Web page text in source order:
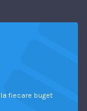
fiecare buget